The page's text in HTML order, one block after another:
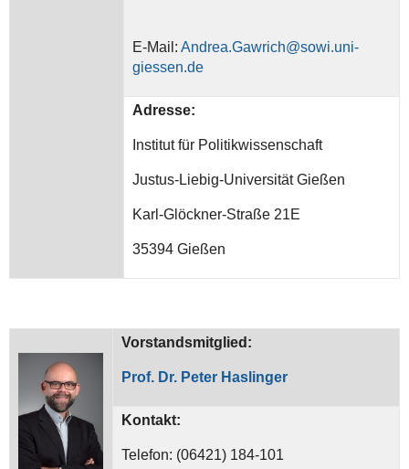
E-Mail:Andrea.Gawrich@sowi.uni-
giessen.de
Adresse:
Institut für Politikwissenschaft
Justus-Liebig-Universität Gießen
Karl-Glöckner-Straße 21E
35394 Gießen
Vorstandsmitglied:
Prof. Dr. Peter Haslinger
Kontakt:
Telefon: (06421) 184-101